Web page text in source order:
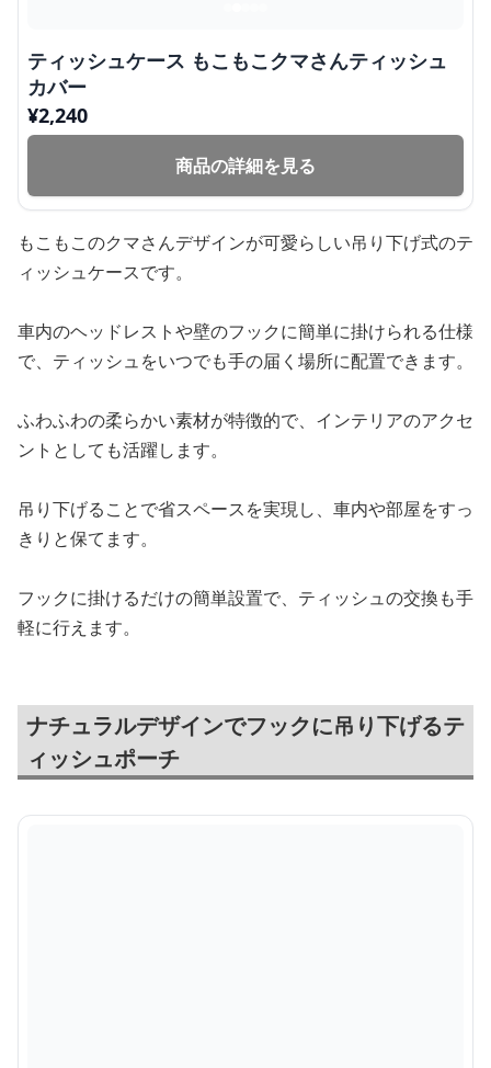
ティッシュケース もこもこクマさんティッシュ
カバー
¥2,240
商品の詳細を見る
もこもこのクマさんデザインが可愛らしい吊り下げ式のテ
ィッシュケースです。
車内のヘッドレストや壁のフックに簡単に掛けられる仕様
で、ティッシュをいつでも手の届く場所に配置できます。
ふわふわの柔らかい素材が特徴的で、インテリアのアクセ
ントとしても活躍します。
吊り下げることで省スペースを実現し、車内や部屋をすっ
きりと保てます。
フックに掛けるだけの簡単設置で、ティッシュの交換も手
軽に行えます。
ナチュラルデザインでフックに吊り下げるテ
ィッシュポーチ